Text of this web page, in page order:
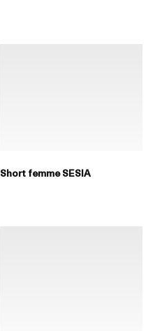
Short femme SESIA